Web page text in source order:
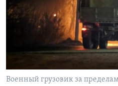
Learning English
СОЦИАЛЬНЫЕ СЕТИ
Военный грузовик за